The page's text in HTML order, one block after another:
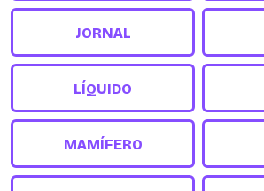
JORNAL
LÍQUIDO
MAMÍFERO